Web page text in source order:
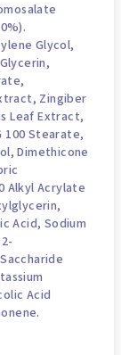
Glycol,
Glycerin,
Zingiber
Leaf Extract,
100 Stearate,
Dimethicone
Alkyl Acrylate
,
Acid, Sodium
Acid
.